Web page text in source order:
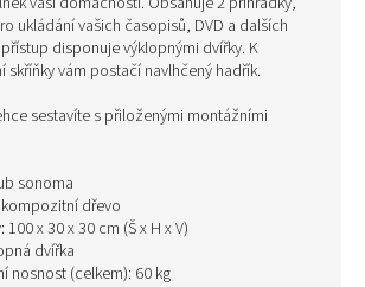
ukládání vašich časopisů, DVD a dalších
disponuje výklopnými dvířky. K
skříňky vám postačí navlhčený hadřík.
sestavíte s přiloženými montážními
sonoma
dřevo
100 x 30 x 30 cm (Š x H x V)
dvířka
nosnost (celkem): 60 kg